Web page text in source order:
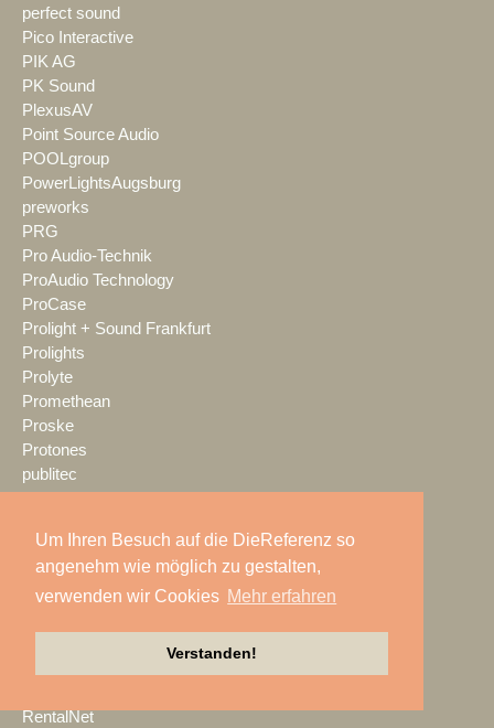
Um Ihren Besuch auf die DieReferenz so
angenehm wie möglich zu gestalten,
verwenden wir Cookies Mehr erfahren
Verstanden!
perfect sound
Pico Interactive
PIK AG
PK Sound
PlexusAV
Point Source Audio
POOLgroup
PowerLightsAugsburg
preworks
PRG
Pro Audio-Technik
ProAudio Technology
ProCase
Prolight + Sound Frankfurt
Prolights
Prolyte
Promethean
Proske
Protones
publitec
Quividi
Qvest
Rain Age
RentalNet